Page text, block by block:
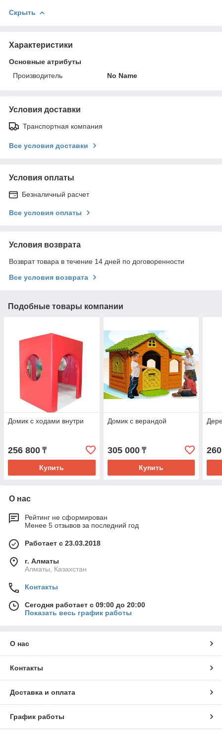
Скрыть
Характеристики
Основные атрибуты
Производитель
No Name
Условия доставки
Транспортная компания
Все условия доставки
Условия оплаты
Безналичный расчет
Все условия оплаты
Условия возврата
Возврат товара в течение 14 дней по договоренности
Все условия возврата
Подобные товары компании
Домик с ходами внутри
256 800 ₸
Купить
Домик с верандой
305 000₸
Купить
О нас
Рейтинг не сформирован
Менее 5 отзывов за последний год
Работает с 23.03.2018
г. Алматы
Алматы, Казахстан
Контакты
Сегодня работает с 09:00 до 20:00
Показать весь график работы
О нас
Контакты
Доставка и оплата
График работы